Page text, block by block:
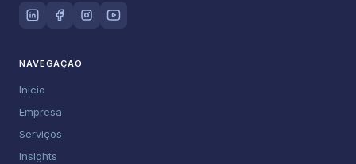
NAVEGAÇÃO
Início
Empresa
Serviços
Insights